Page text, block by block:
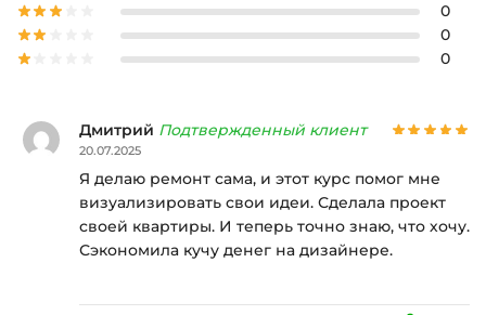
0
0
0
Дмитрий Подтвержденный клиент
20.07.2025
Я делаю ремонт сама, и этот курс помог мне
визуализировать свои идеи. Сделала проект
своей квартиры. И теперь точно знаю, что хочу.
Сэкономила кучу денег на дизайнере.